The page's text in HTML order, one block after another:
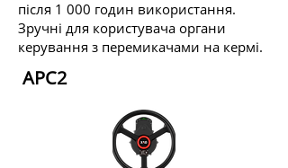
після 1 000 годин використання.
Зручні для користувача органи
керування з перемикачами на кермі.
​ APC2